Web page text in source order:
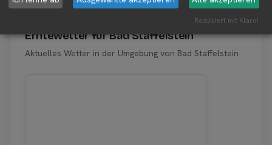
Erntewetter für Bad Staffelstein
Aktuelles Wetter in der Umgebung von Bad Staffelstein
Realisiert mit Klaro!